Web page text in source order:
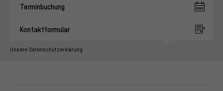
Terminbuchung
Kontaktformular
Unsere Datenschutzerklärung